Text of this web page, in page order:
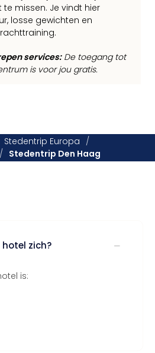
te missen. Je vindt hier
losse gewichten en
services:De toegang tot
is voor jou gratis.
Stedentrip Europa /
/ Stedentrip Den Haag
zich?
is: